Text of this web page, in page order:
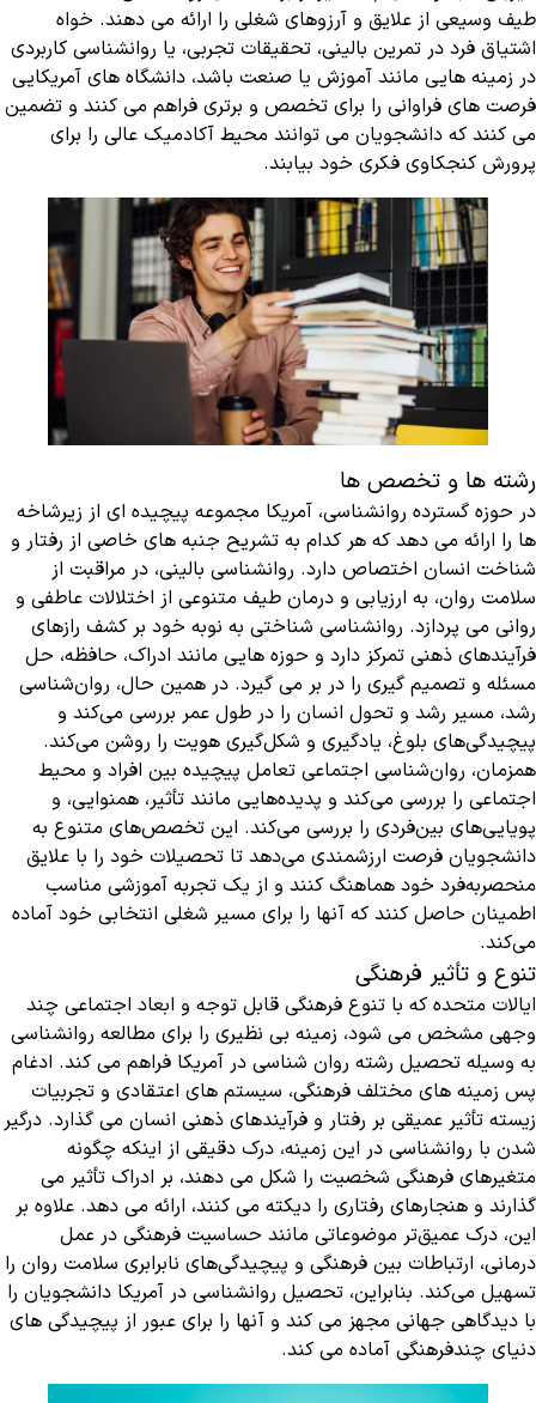
طیف وسیعی از علایق و آرزوهای شغلی را ارائه می دهند. خواه
اشتیاق فرد در تمرین بالینی، تحقیقات تجربی، یا روانشناسی کاربردی
در زمینه هایی مانند آموزش یا صنعت باشد، دانشگاه های آمریکایی
فرصت های فراوانی را برای تخصص و برتری فراهم می کنند و تضمین
می کنند که دانشجویان می توانند محیط آکادمیک عالی را برای
پرورش کنجکاوی فکری خود بیابند.
رشته ها و تخصص ها
در حوزه گسترده روانشناسی، آمریکا مجموعه پیچیده ای از زیرشاخه
ها را ارائه می دهد که هر کدام به تشریح جنبه های خاصی از رفتار و
شناخت انسان اختصاص دارد. روانشناسی بالینی، در مراقبت از
سلامت روان، به ارزیابی و درمان طیف متنوعی از اختلالات عاطفی و
روانی می پردازد. روانشناسی شناختی به نوبه خود بر کشف رازهای
فرآیندهای ذهنی تمرکز دارد و حوزه هایی مانند ادراک، حافظه، حل
مسئله و تصمیم گیری را در بر می گیرد. در همین حال، روان‌شناسی
رشد، مسیر رشد و تحول انسان را در طول عمر بررسی می‌کند و
پیچیدگی‌های بلوغ، یادگیری و شکل‌گیری هویت را روشن می‌کند.
همزمان، روان‌شناسی اجتماعی تعامل پیچیده بین افراد و محیط
اجتماعی را بررسی می‌کند و پدیده‌هایی مانند تأثیر، همنوایی، و
پویایی‌های بین‌فردی را بررسی می‌کند. این تخصص‌های متنوع به
دانشجویان فرصت ارزشمندی می‌دهد تا تحصیلات خود را با علایق
منحصربه‌فرد خود هماهنگ کنند و از یک تجربه آموزشی مناسب
اطمینان حاصل کنند که آنها را برای مسیر شغلی انتخابی خود آماده
می‌کند.
تنوع و تأثیر فرهنگی
ایالات متحده که با تنوع فرهنگی قابل توجه و ابعاد اجتماعی چند
وجهی مشخص می شود، زمینه بی نظیری را برای مطالعه روانشناسی
به وسیله تحصیل رشته روان شناسی در آمریکا فراهم می کند. ادغام
پس زمینه های مختلف فرهنگی، سیستم های اعتقادی و تجربیات
زیسته تأثیر عمیقی بر رفتار و فرآیندهای ذهنی انسان می گذارد. درگیر
شدن با روانشناسی در این زمینه، درک دقیقی از اینکه چگونه
متغیرهای فرهنگی شخصیت را شکل می دهند، بر ادراک تأثیر می
گذارند و هنجارهای رفتاری را دیکته می کنند، ارائه می دهد. علاوه بر
این، درک عمیق‌تر موضوعاتی مانند حساسیت فرهنگی در عمل
درمانی، ارتباطات بین فرهنگی و پیچیدگی‌های نابرابری سلامت روان را
تسهیل می‌کند. بنابراین، تحصیل روانشناسی در آمریکا دانشجویان را
با دیدگاهی جهانی مجهز می کند و آنها را برای عبور از پیچیدگی های
دنیای چندفرهنگی آماده می کند.